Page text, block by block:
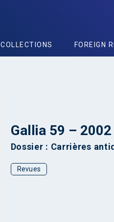
COLLECTIONS FOREIGN
Gallia 59 – 2002
Dossier : Carrières
Revues